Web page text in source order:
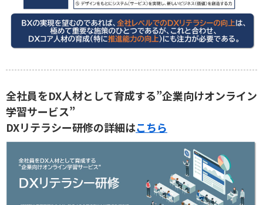
全社員をDX人材として育成する”企業向けオンライン
学習サービス”
DXリテラシー研修の詳細はこちら